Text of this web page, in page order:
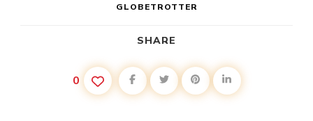
GLOBETROTTER
SHARE
0